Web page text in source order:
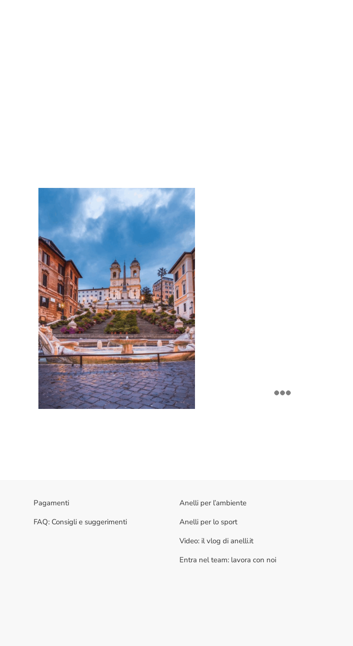
Pagamenti
FAQ: Consigli e suggerimenti
Anelli per l’ambiente
Anelli per lo sport
Video: il vlog di anelli.it
Entra nel team: lavora con noi